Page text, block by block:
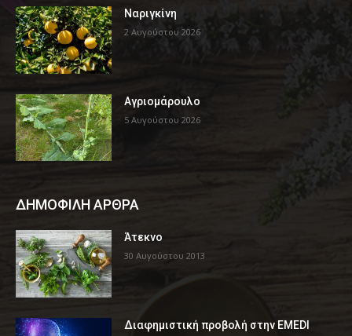
Ναριγκίνη
2 Αυγούστου 2026
Αγριομάρουλο
5 Αυγούστου 2026
ΔΗΜΟΦΙΛΗ ΑΡΘΡΑ
Άτεκνο
30 Αυγούστου 2013
Διαφημιστική προβολή στην EMEDI